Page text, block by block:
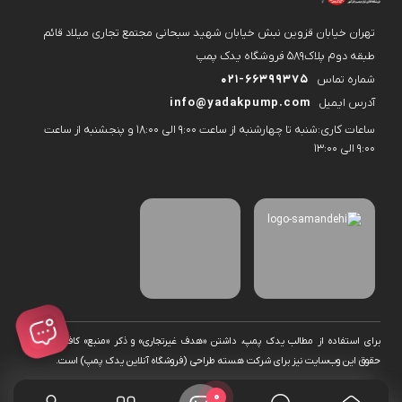
0
تهران خیابان قزوین نبش خیابان شهید سبحانی مجتمع تجاری میلاد قائم
طبقه دوم پلاک۵۸۹ فروشگاه یدک پمپ
شماره تماس
021-66399375
آدرس ایمیل
info@yadakpump.com
ساعات کاری:شنبه تا چهارشنبه از ساعت 9:00 الی 18:00 و پنجشنبه از ساعت
9:00 الی 13:00
برای استفاده از مطالب یدک پمپ، داشتن «هدف غیرتجاری» و ذکر «منبع» کافیست. تمام
حقوق اين وب‌سايت نیز برای شرکت هسته طراحی (فروشگاه آنلاین یدک پمپ) است.